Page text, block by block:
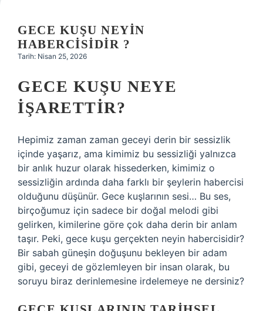
GECE KUŞU NEYIN
HABERCISIDIR ?
Tarih: Nisan 25, 2026
GECE KUŞU NEYE
İŞARETTIR?
Hepimiz zaman zaman geceyi derin bir sessizlik
içinde yaşarız, ama kimimiz bu sessizliği yalnızca
bir anlık huzur olarak hissederken, kimimiz o
sessizliğin ardında daha farklı bir şeylerin habercisi
olduğunu düşünür. Gece kuşlarının sesi… Bu ses,
birçoğumuz için sadece bir doğal melodi gibi
gelirken, kimilerine göre çok daha derin bir anlam
taşır. Peki, gece kuşu gerçekten neyin habercisidir?
Bir sabah güneşin doğuşunu bekleyen bir adam
gibi, geceyi de gözlemleyen bir insan olarak, bu
soruyu biraz derinlemesine irdelemeye ne dersiniz?